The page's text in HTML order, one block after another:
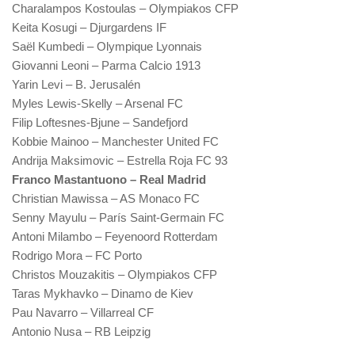
Charalampos Kostoulas – Olympiakos CFP
Keita Kosugi – Djurgardens IF
Saël Kumbedi – Olympique Lyonnais
Giovanni Leoni – Parma Calcio 1913
Yarin Levi – B. Jerusalén
Myles Lewis-Skelly – Arsenal FC
Filip Loftesnes-Bjune – Sandefjord
Kobbie Mainoo – Manchester United FC
Andrija Maksimovic – Estrella Roja FC 93
Franco Mastantuono – Real Madrid
Christian Mawissa – AS Monaco FC
Senny Mayulu – París Saint-Germain FC
Antoni Milambo – Feyenoord Rotterdam
Rodrigo Mora – FC Porto
Christos Mouzakitis – Olympiakos CFP
Taras Mykhavko – Dinamo de Kiev
Pau Navarro – Villarreal CF
Antonio Nusa – RB Leipzig